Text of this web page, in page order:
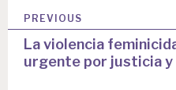
NPREVIOUS
La violencia
urgente por justicia y